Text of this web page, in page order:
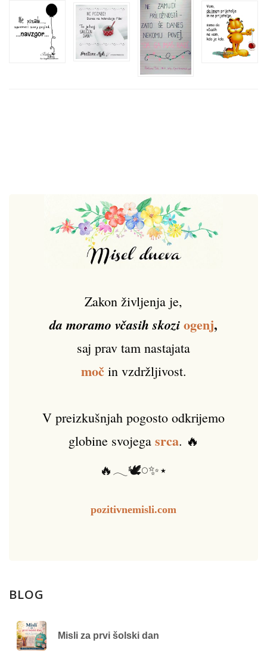
Zakon življenja je,
da moramo včasih skoziogenj,
saj prav tam nastajata
močin vzdržljivost.
V preizkušnjah pogosto odkrijemo
globine svojega srca. 🔥
🔥𓂃🕊️𓏸✨⋆
pozitivnemisli.com
BLOG
Misli za prvi šolski dan